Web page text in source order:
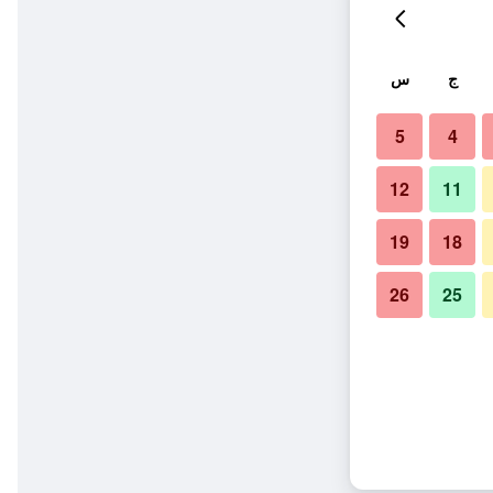
ج س
4
5
11
12
18
19
25
26